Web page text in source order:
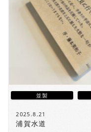
並製
2025.8.21
浦賀水道